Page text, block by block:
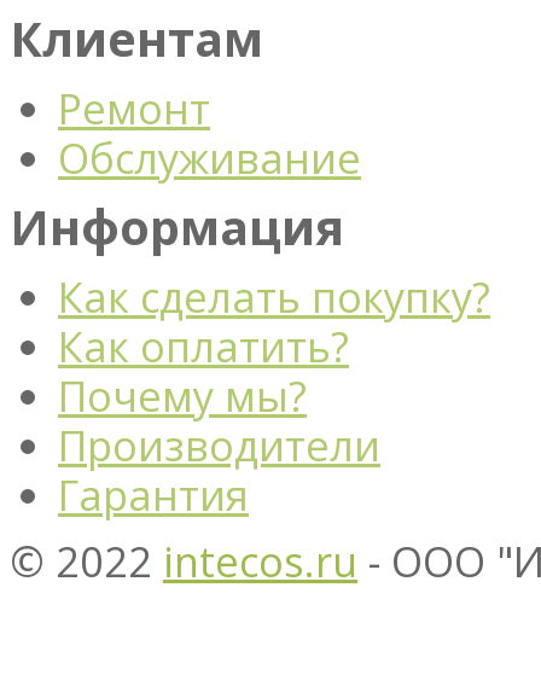
Клиентам
Ремонт
Обслуживание
Информация
Как сделать покупку?
Как оплатить?
Почему мы?
Производители
Гарантия
© 2022 intecos.ru - ООО